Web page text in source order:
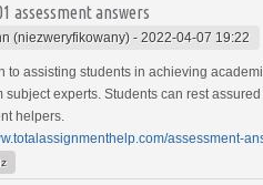
assessment answers
(niezweryfikowany) - 2022-04-07 19:22
to assisting students in achieving
subject experts. Students can rest
helpers.
assessment-